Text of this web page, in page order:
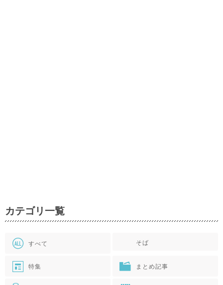
カテゴリ一覧
すべて そば
特集 まとめ記事